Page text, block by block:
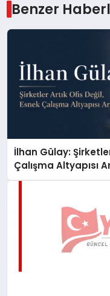
Benzer
İlhan Gülay:
Çalışma Altyapısı